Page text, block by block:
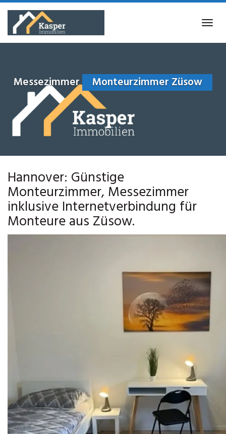
Skip
main
Messezimmer Monteurzimmer Züsow
Hannover: Günstige
Monteurzimmer, Messezimmer
inklusive Internetverbindung für
Monteure aus Züsow.